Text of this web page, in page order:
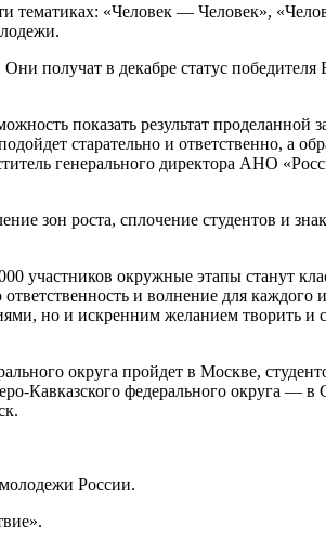
тематиках: «Человек — Человек»,
получат в декабре статус победителя
показать результат проделанной
старательно и ответственно, а
генерального директора АНО
зон роста, сплочение студентов и
участников окружные этапы станут
и волнение для каждого
но и искренним желанием творить и
округа пройдет в Москве,
Кавказского федерального округа — в
России.